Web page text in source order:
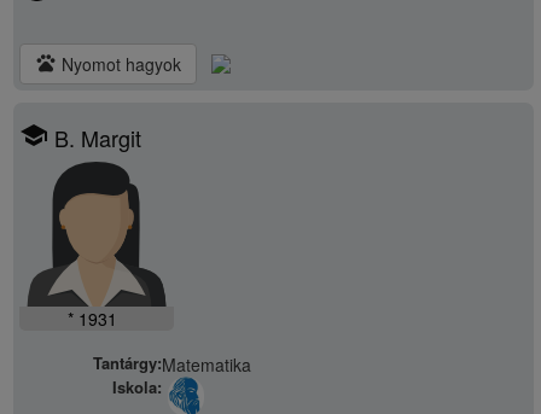
pets Nyomot hagyok
school B. Margit
* 1931
Tantárgy:Matematika
Iskola: